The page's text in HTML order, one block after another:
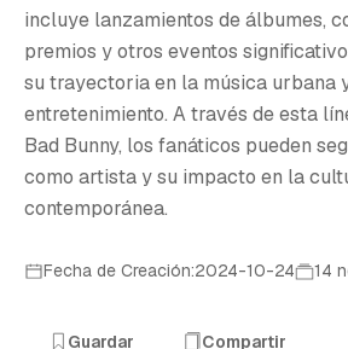
incluye lanzamientos de álbumes,
premios y otros eventos
su trayectoria en la música urbana
entretenimiento. A través de esta
Bad Bunny, los fanáticos pueden
como artista y su impacto en la
contemporánea.
Fecha de Creación:2024-10-24 14
Guardar Compartir